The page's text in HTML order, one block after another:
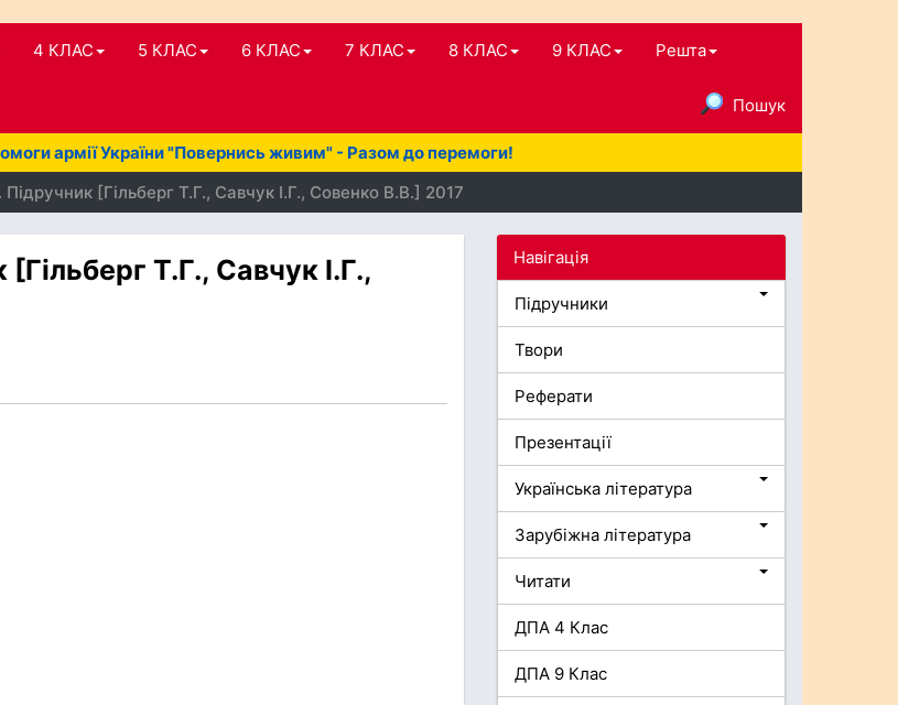
4 КЛАС 5 КЛАС 6 КЛАС 7 КЛАС 8 КЛАС 9 КЛАС Решта
Пошук
армії України "Повернись живим" - Разом до перемоги!
[Гільберг Т.Г., Савчук І.Г., Совенко В.В.] 2017
Т.Г., Савчук І.Г.,
Навігація
Підручники
Твори
Реферати
Презентації
Українська література
Зарубіжна література
Читати
ДПА 4 Клас
ДПА 9 Клас